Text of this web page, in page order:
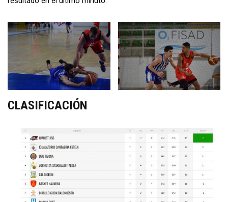
CLASIFICACIÓN